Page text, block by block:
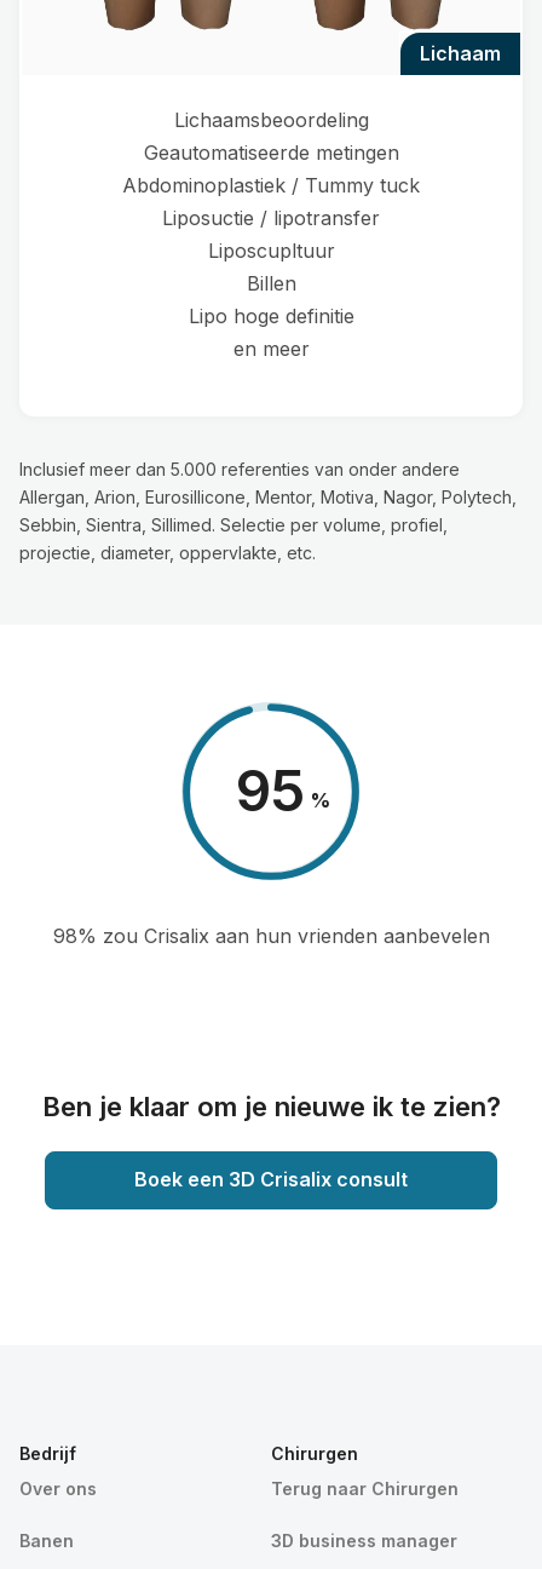
lichaam
Lichaamsbeoordeling
Geautomatiseerde metingen
Abdominoplastiek / Tummy tuck
Liposuctie / lipotransfer
Liposcupltuur
Billen
Lipo hoge definitie
en meer
Inclusief meer dan 5.000 referenties van onder andere
Allergan, Arion, Eurosillicone, Mentor, Motiva, Nagor, Polytech,
Sebbin, Sientra, Sillimed. Selectie per volume, profiel,
projectie, diameter, oppervlakte, etc.
98 %
98% zou Crisalix aan hun vrienden aanbevelen
Ben je klaar om je nieuwe ik te zien?
Boek een 3D Crisalix consult
Bedrijf
Over ons
Banen
Chirurgen
Terug naar Chirurgen
3D business manager